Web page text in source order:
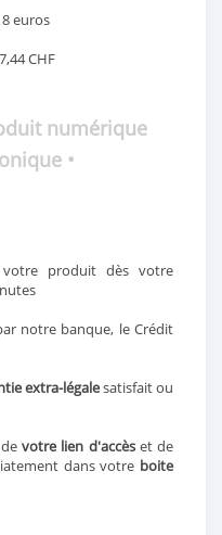
8 euros
CHF
numérique
•
produit dès votre
notre banque, le Crédit
extra-légalesatisfait ou
devotre lien d'accèset de
dans votre boite